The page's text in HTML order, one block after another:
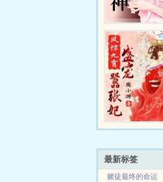
最新标签
赌徒最终的命运